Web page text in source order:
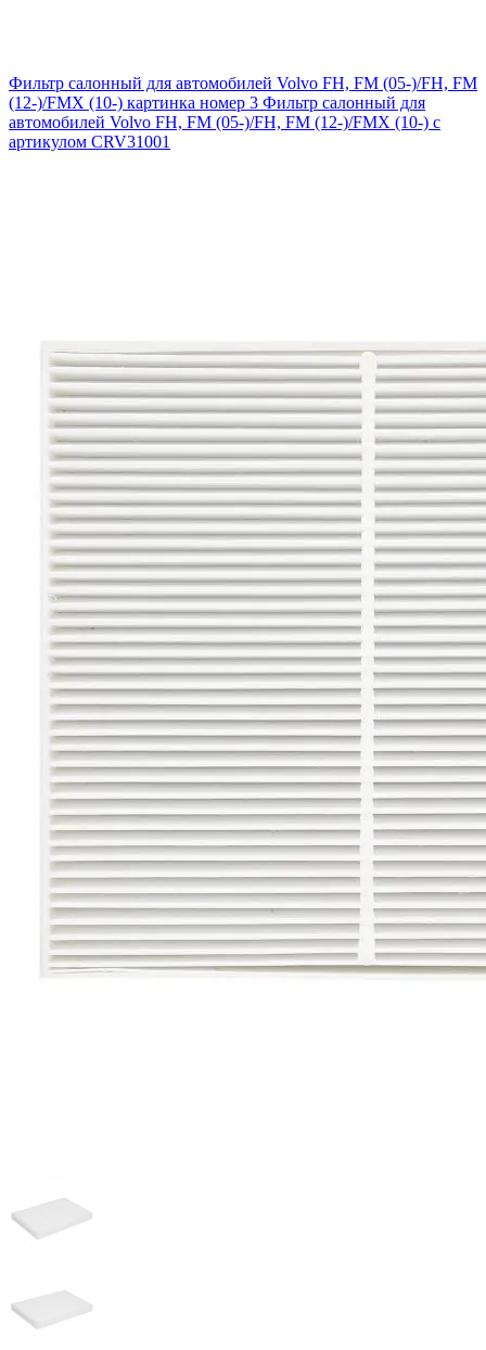
Фильтр салонный для автомобилей Volvo FH, FM (05-)/FH, FM
(12-)/FMX (10-) картинка номер 3 Фильтр салонный для
автомобилей Volvo FH, FM (05-)/FH, FM (12-)/FMX (10-) с
артикулом CRV31001